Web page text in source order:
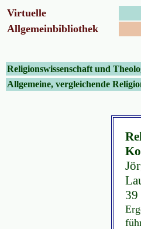
Virtuelle
Allgemeinbibliothek
Religionswissenschaft und
Allgemeine, vergleichende